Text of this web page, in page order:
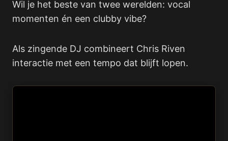
Wil je het beste van twee werelden: vocal
momenten én een clubby vibe?
Als zingende DJ combineert Chris Riven
interactie met een tempo dat blijft lopen.